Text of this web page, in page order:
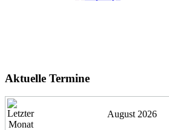
Aktuelle Termine
August 2026